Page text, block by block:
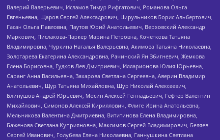
Валерий Валерьевич, Исламов Тимур Рифгатович, Романова Ольга
Евгеньевна, Щаров Сергей Алексадрович, Цирульников Борис Альбертович,
Гасан Ольга Павловна, Паутов Юрий Анатольевич, Верховский Александр
Маркович, Пислакова-Паркер Марина Петровна, Кочеткова Татьяна
Владимировна, Чуркина Наталья Валерьевна, Акимова Татьяна Николаевна,
Золотарева Екатерина Александровна, Рачинский Ян Збигневич, Жемкова
Елена Борисовна, Гудков Лев Дмитриевич, Илларионова Юлия Юрьевна,
Саранг Анна Васильевна, Захарова Светлана Сергеевна, Аверин Владимир
Анатольевич, Щур Татьяна Михайловна, Щур Николай Алексеевич,
Блинушов Андрей Юрьевич, Мосин Алексей Геннадьевич, Гефтер Валентин
Михайлович, Симонов Алексей Кириллович, Флиге Ирина Анатольевна,
Мельникова Валентина Дмитриевна, Вититинова Елена Владимировна,
Баженова Светлана Куприяновна, Максимов Сергей Владимирович, Беляев
Сергей Иванович, Голубева Елена Николаевна, Ганнушкина Светлана